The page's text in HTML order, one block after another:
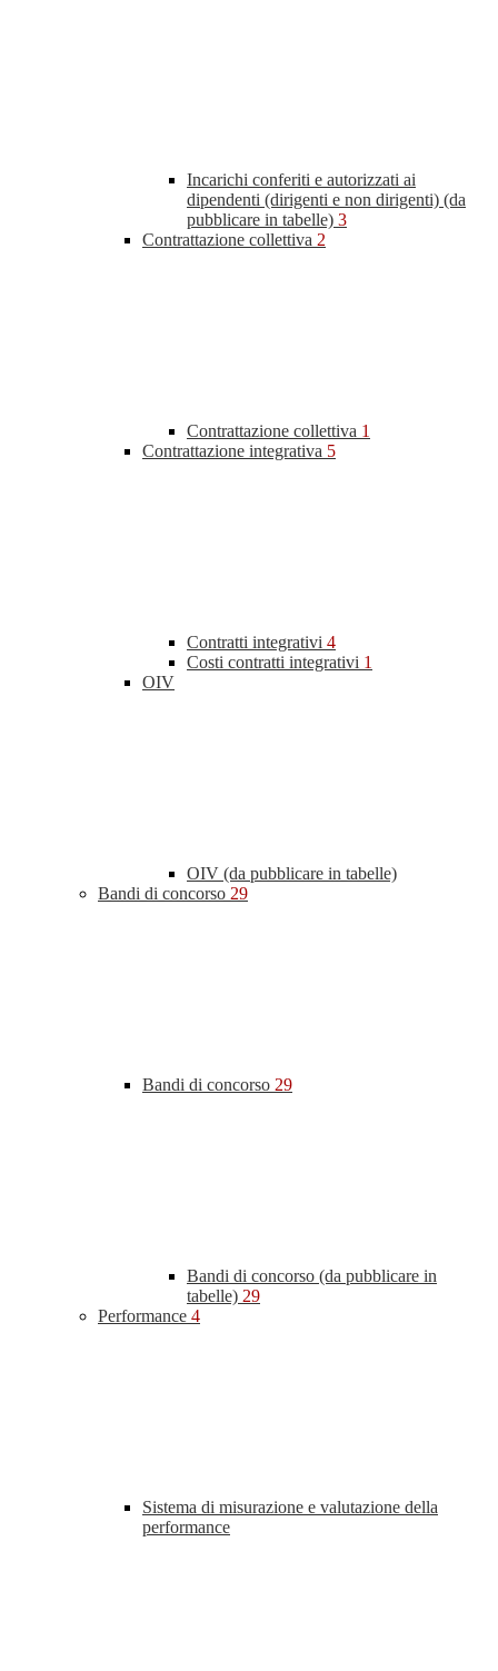
Incarichi conferiti e autorizzati ai
dipendenti (dirigenti e non dirigenti) (da
pubblicare in tabelle) 3
Contrattazione collettiva 2
Contrattazione collettiva 1
Contrattazione integrativa 5
Contratti integrativi 4
Costi contratti integrativi 1
OIV
OIV (da pubblicare in tabelle)
Bandi di concorso 29
Bandi di concorso 29
Bandi di concorso (da pubblicare in
tabelle) 29
Performance 4
Sistema di misurazione e valutazione della
performance